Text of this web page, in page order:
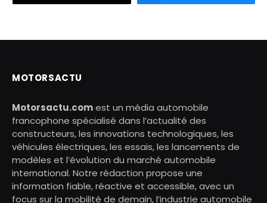
MOTORSACTU
Motorsactu.comest un média automobile
francophone spécialisé dans l’actualité des
constructeurs, les innovations technologiques, les
véhicules électriques, les essais, les lancements de
modèles et l’évolution du marché automobile
international. Notre rédaction propose une
information fiable, réactive et accessible, avec un
focus sur la mobilité de demain, l’industrie automobile